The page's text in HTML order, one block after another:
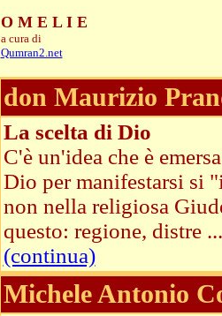
O M E L I E
a cura di
Qumran2.net
don Maurizio
La scelta di Dio
C'è un'idea che è
Dio per manifestarsi si
non nella religiosa
questo: regione, distre ...
(continua)
Michele Antonio